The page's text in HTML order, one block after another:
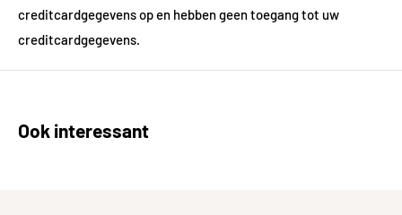
Bijlage/Lijntekeningen/3
creditcardgegevens op en hebben geen toegang tot uw
creditcardgegevens.
Ook interessant